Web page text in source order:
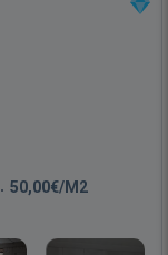
50,00€/M2